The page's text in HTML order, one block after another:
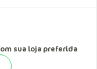
sua loja preferida